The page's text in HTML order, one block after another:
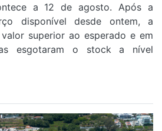
a 12 de agosto. Após a
disponível desde ontem, a
superior ao esperado e em
esgotaram o stock a nível